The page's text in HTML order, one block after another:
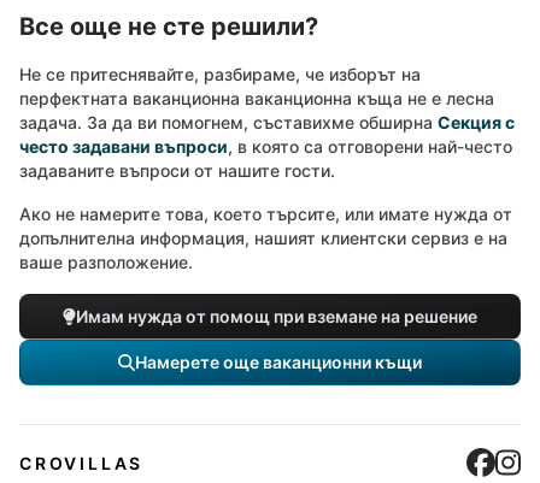
Все още не сте решили?
Не се притеснявайте, разбираме, че изборът на
перфектната ваканционна ваканционна къща не е лесна
задача. За да ви помогнем, съставихме обширна Секция с
често задавани въпроси, в която са отговорени най-често
задаваните въпроси от нашите гости.
Ако не намерите това, което търсите, или имате нужда от
допълнителна информация, нашият клиентски сервиз е на
ваше разположение.
Имам нужда от помощ при вземане на решение
Намерете още ваканционни къщи
CROVILLAS